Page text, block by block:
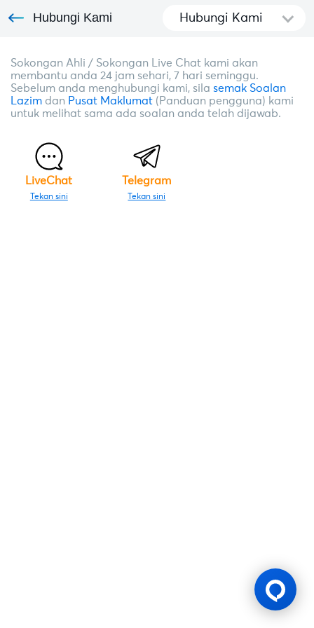
Hubungi Kami Hubungi Kami
Sokongan Ahli / Sokongan Live Chat kami akan
membantu anda 24 jam sehari, 7 hari seminggu.
Sebelum anda menghubungi kami, sila semak Soalan
Lazimdan Pusat Maklumat(Panduan pengguna) kami
untuk melihat sama ada soalan anda telah dijawab.
LiveChat
Tekan sini
Telegram
Tekan sini